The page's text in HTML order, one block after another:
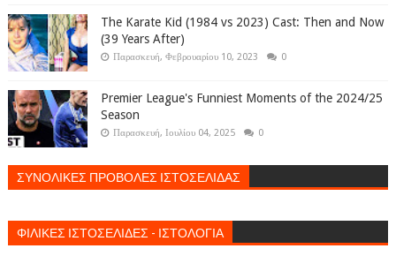
The Karate Kid (1984 vs 2023) Cast: Then and Now
(39 Years After)
Παρασκευή, Φεβρουαρίου 10, 2023 0
Premier League's Funniest Moments of the 2024/25
Season
Παρασκευή, Ιουλίου 04, 2025 0
ΣΥΝΟΛΙΚΕΣ ΠΡΟΒΟΛΕΣ ΙΣΤΟΣΕΛΙΔΑΣ
ΦΙΛΙΚΕΣ ΙΣΤΟΣΕΛΙΔΕΣ - ΙΣΤΟΛΟΓΙΑ